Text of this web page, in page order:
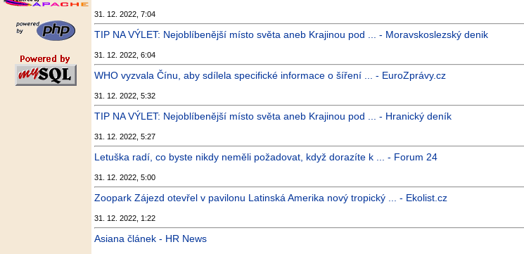
31. 12. 2022, 7:04
TIP NA VÝLET: Nejoblíbenější místo světa aneb Krajinou pod ... - Moravskoslezský denik
31. 12. 2022, 6:04
WHO vyzvala Čínu, aby sdílela specifické informace o šíření ... - EuroZprávy.cz
31. 12. 2022, 5:32
TIP NA VÝLET: Nejoblíbenější místo světa aneb Krajinou pod ... - Hranický deník
31. 12. 2022, 5:27
Letuška radí, co byste nikdy neměli požadovat, když dorazíte k ... - Forum 24
31. 12. 2022, 5:00
Zoopark Zájezd otevřel v pavilonu Latinská Amerika nový tropický ... - Ekolist.cz
31. 12. 2022, 1:22
Asiana článek - HR News